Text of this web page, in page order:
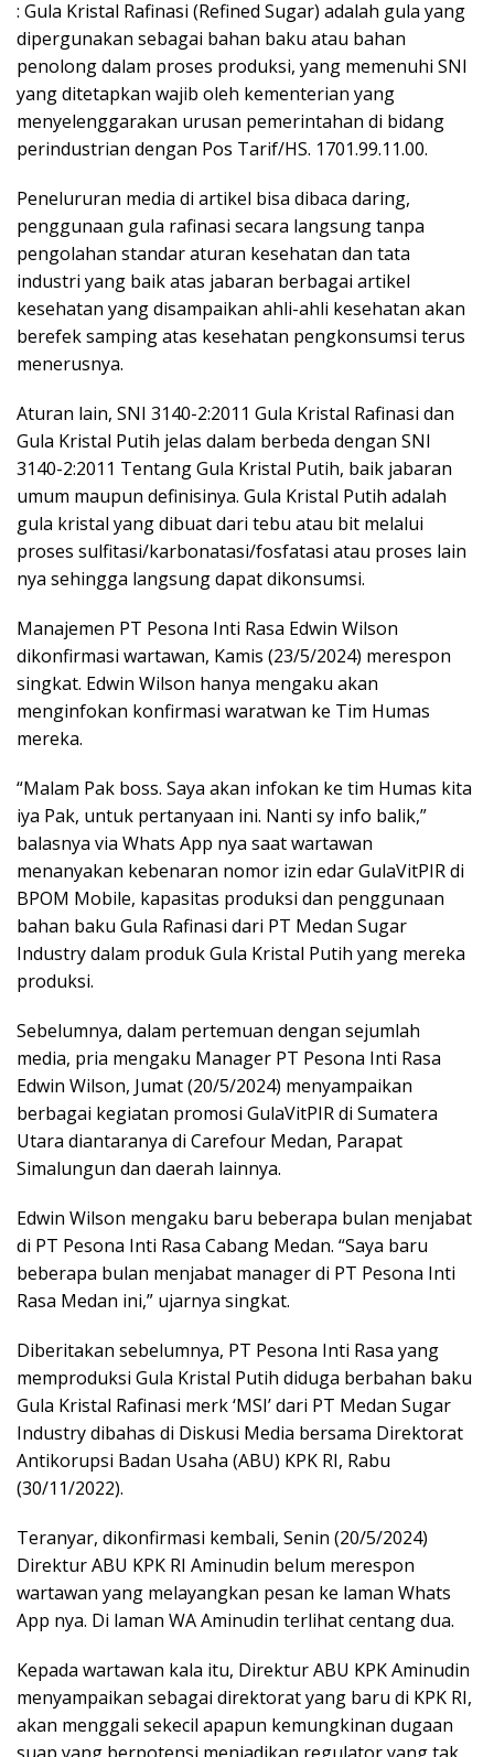
: Gula Kristal Rafinasi (Refined Sugar) adalah gula yang
dipergunakan sebagai bahan baku atau bahan
penolong dalam proses produksi, yang memenuhi SNI
yang ditetapkan wajib oleh kementerian yang
menyelenggarakan urusan pemerintahan di bidang
perindustrian dengan Pos Tarif/HS. 1701.99.11.00.
Penelururan media di artikel bisa dibaca daring,
penggunaan gula rafinasi secara langsung tanpa
pengolahan standar aturan kesehatan dan tata
industri yang baik atas jabaran berbagai artikel
kesehatan yang disampaikan ahli-ahli kesehatan akan
berefek samping atas kesehatan pengkonsumsi terus
menerusnya.
Aturan lain, SNI 3140-2:2011 Gula Kristal Rafinasi dan
Gula Kristal Putih jelas dalam berbeda dengan SNI
3140-2:2011 Tentang Gula Kristal Putih, baik jabaran
umum maupun definisinya. Gula Kristal Putih adalah
gula kristal yang dibuat dari tebu atau bit melalui
proses sulfitasi/karbonatasi/fosfatasi atau proses lain
nya sehingga langsung dapat dikonsumsi.
Manajemen PT Pesona Inti Rasa Edwin Wilson
dikonfirmasi wartawan, Kamis (23/5/2024) merespon
singkat. Edwin Wilson hanya mengaku akan
menginfokan konfirmasi waratwan ke Tim Humas
mereka.
“Malam Pak boss. Saya akan infokan ke tim Humas kita
iya Pak, untuk pertanyaan ini. Nanti sy info balik,”
balasnya via Whats App nya saat wartawan
menanyakan kebenaran nomor izin edar GulaVitPIR di
BPOM Mobile, kapasitas produksi dan penggunaan
bahan baku Gula Rafinasi dari PT Medan Sugar
Industry dalam produk Gula Kristal Putih yang mereka
produksi.
Sebelumnya, dalam pertemuan dengan sejumlah
media, pria mengaku Manager PT Pesona Inti Rasa
Edwin Wilson, Jumat (20/5/2024) menyampaikan
berbagai kegiatan promosi GulaVitPIR di Sumatera
Utara diantaranya di Carefour Medan, Parapat
Simalungun dan daerah lainnya.
Edwin Wilson mengaku baru beberapa bulan menjabat
di PT Pesona Inti Rasa Cabang Medan. “Saya baru
beberapa bulan menjabat manager di PT Pesona Inti
Rasa Medan ini,” ujarnya singkat.
Diberitakan sebelumnya, PT Pesona Inti Rasa yang
memproduksi Gula Kristal Putih diduga berbahan baku
Gula Kristal Rafinasi merk ‘MSI’ dari PT Medan Sugar
Industry dibahas di Diskusi Media bersama Direktorat
Antikorupsi Badan Usaha (ABU) KPK RI, Rabu
(30/11/2022).
Teranyar, dikonfirmasi kembali, Senin (20/5/2024)
Direktur ABU KPK RI Aminudin belum merespon
wartawan yang melayangkan pesan ke laman Whats
App nya. Di laman WA Aminudin terlihat centang dua.
Kepada wartawan kala itu, Direktur ABU KPK Aminudin
menyampaikan sebagai direktorat yang baru di KPK RI,
akan menggali sekecil apapun kemungkinan dugaan